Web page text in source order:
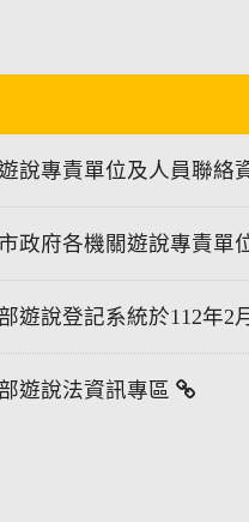
說專責單位及人員聯絡
政府各機關遊說專責單
遊說登記系統於112年2
遊說法資訊專區